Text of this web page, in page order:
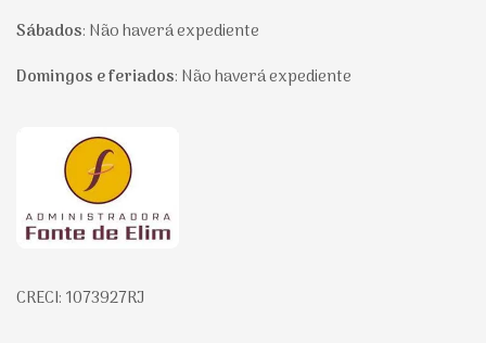
Sábados: Não haverá expediente
Domingos e feriados: Não haverá expediente
Página inicial
CRECI: 1073927RJ